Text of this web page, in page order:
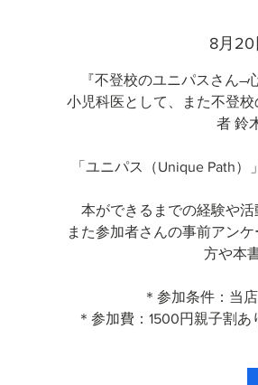
8月20
『不登校のユニパスさん―
小児科医として、また不登
者 鈴
「ユニパス（Unique Path
本ができるまでの経験や
また参加者さんの事前アン
方や本
＊参加条件：当
＊参加費：1500円親子割